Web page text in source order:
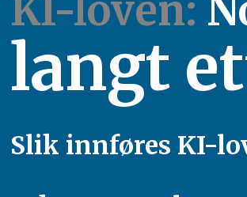
KI-loven:
langt
Slik innføres KI-